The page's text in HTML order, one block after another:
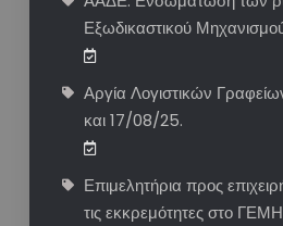
Εξωδικαστικού
Αργία Λογιστικών
και 17/08/25.
Επιμελητήρια προς
τις εκκρεμότητες στο